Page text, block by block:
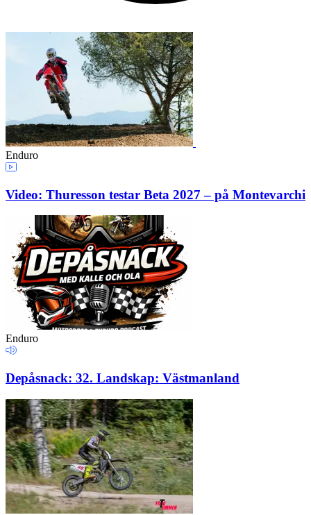
Enduro
Video: Thuresson testar Beta 2027 – på Montevarchi
Enduro
Depåsnack: 32. Landskap: Västmanland